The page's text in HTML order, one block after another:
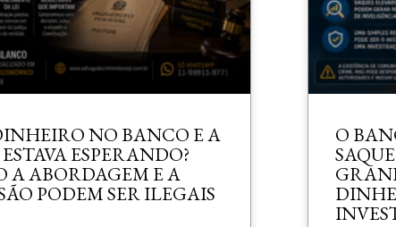
NO BANCO E A
ESPERANDO?
A ABORDAGEM E A
PODEM SER ILEGAIS
O